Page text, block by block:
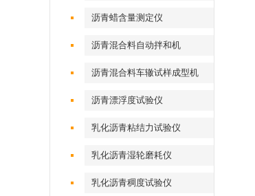
沥青蜡含量测定仪
沥青混合料自动拌和机
沥青混合料车辙试样成型机
（气动标准）
沥青漂浮度试验仪
乳化沥青粘结力试验仪
乳化沥青湿轮磨耗仪
乳化沥青稠度试验仪